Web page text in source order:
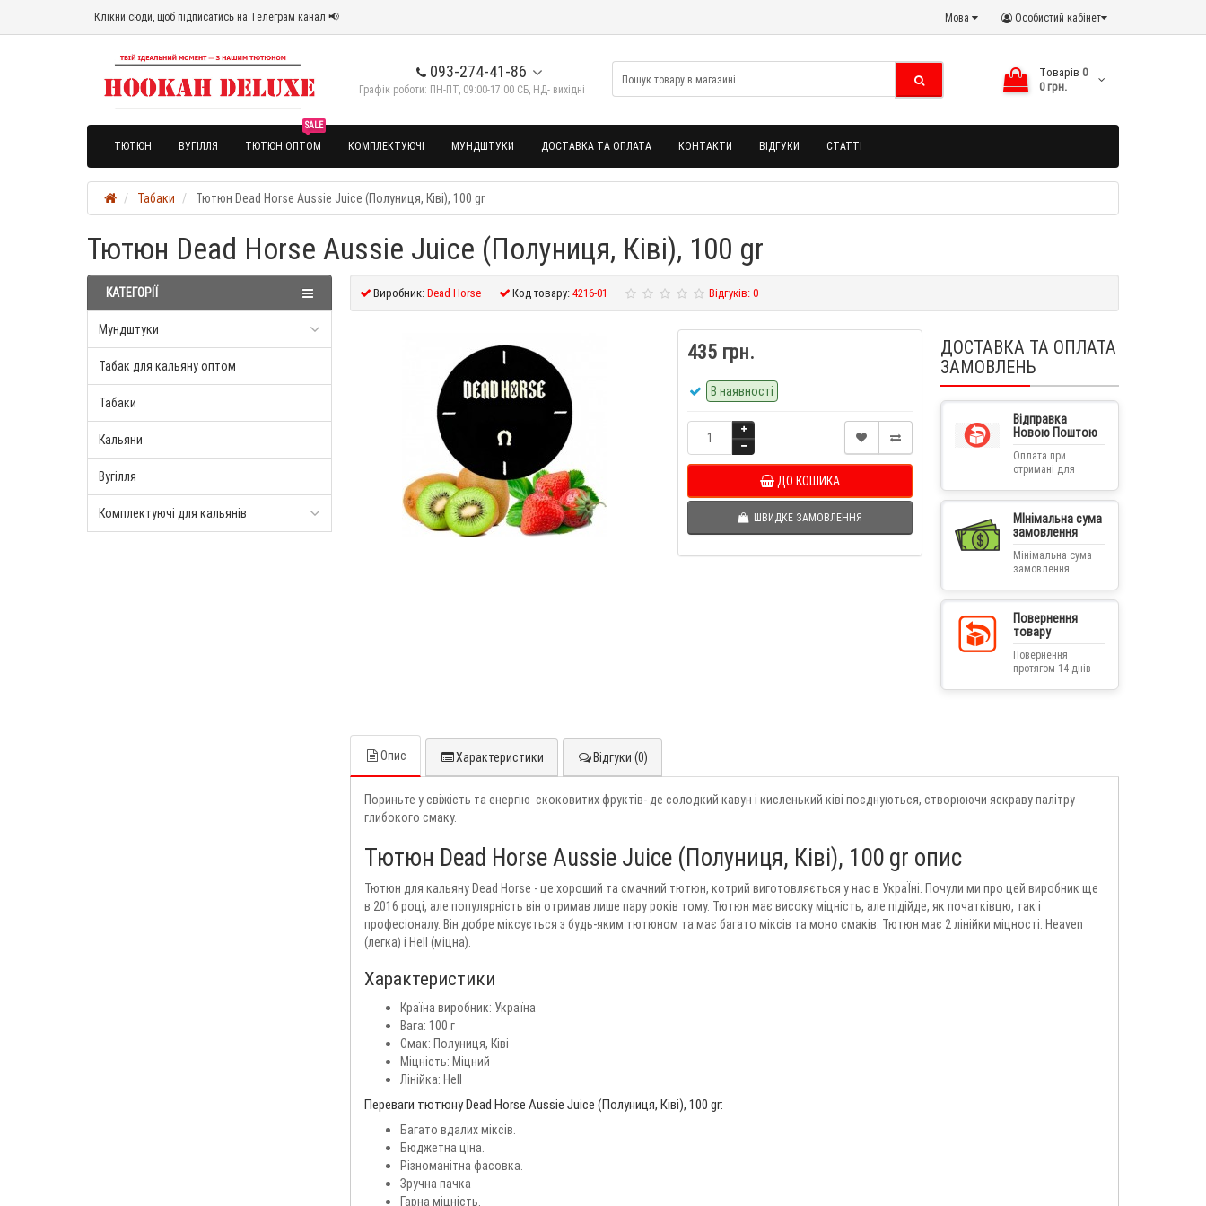
Клікни сюди, щоб підписатись на Телеграм канал 📢 Особистий кабінет
Мова
093-274-41-86
Графік роботи: ПН-ПТ, 09:00-17:00 СБ, НД- вихідні
Tоварів 0
0 грн.
ТЮТЮН ВУГІЛЛЯ
SALE
ТЮТЮН ОПТОМ КОМПЛЕКТУЮЧІ МУНДШТУКИ ДОСТАВКА ТА ОПЛАТА КОНТАКТИ ВІДГУКИ СТАТТІ
Табаки Тютюн Dead Horse Aussie Juice (Полуниця, Ківі), 100 gr
Тютюн Dead Horse Aussie Juice (Полуниця, Ківі), 100 gr
КАТЕГОРІЇ
Мундштуки
Табак для кальяну оптом
Табаки
Кальяни
Вугілля
Комплектуючі для кальянів
Виробник:Dead Horse Код товару:4216-01 Відгуків: 0
435 грн.
В наявності
ДО КОШИКА
ШВИДКЕ ЗАМОВЛЕННЯ
ДОСТАВКА ТА ОПЛАТА
ЗАМОВЛЕНЬ
Відправка
Новою Поштою
Оплата при
отримані для
наявності такої
можливості
МІнімальна сума
замовлення
Мінімальна сума
замовлення
Повернення
товару
Повернення
протягом 14 днів
Опис Характеристики Відгуки (0)
Пориньте у свіжість та енергію скоковитих фруктів- де солодкий кавун і кисленький ківі поєднуються, створюючи яскраву палітру
глибокого смаку.
Тютюн Dead Horse Aussie Juice (Полуниця, Ківі), 100 gr опис
Тютюн для кальяну Dead Horse - це хороший та смачний тютюн, котрий виготовляється у нас в УкраЇні. Почули ми про цей виробник ще
в 2016 році, але популярність він отримав лише пару років тому. Тютюн має високу міцність, але підійде, як початківцю, так і
професіоналу. Він добре міксується з будь-яким тютюном та має багато міксів та моно смаків. Тютюн має 2 лінійки міцності: Heaven
(легка) і Hell (міцна).
Характеристики
Країна виробник: Україна
Вага: 100 г
Смак: Полуниця, Ківі
Міцність: Міцний
Лінійка: Hell
Переваги тютюну Dead Horse Aussie Juice (Полуниця, Ківі), 100 gr:
Багато вдалих міксів.
Бюджетна ціна.
Різноманітна фасовка.
Зручна пачка
Гарна міцність.